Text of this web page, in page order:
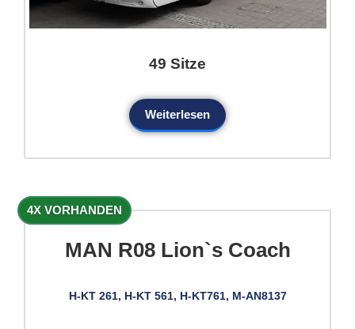
49 Sitze
Weiterlesen
4X VORHANDEN
MAN R08 Lion`s Coach
H-KT 261, H-KT 561, H-KT761, M-AN8137